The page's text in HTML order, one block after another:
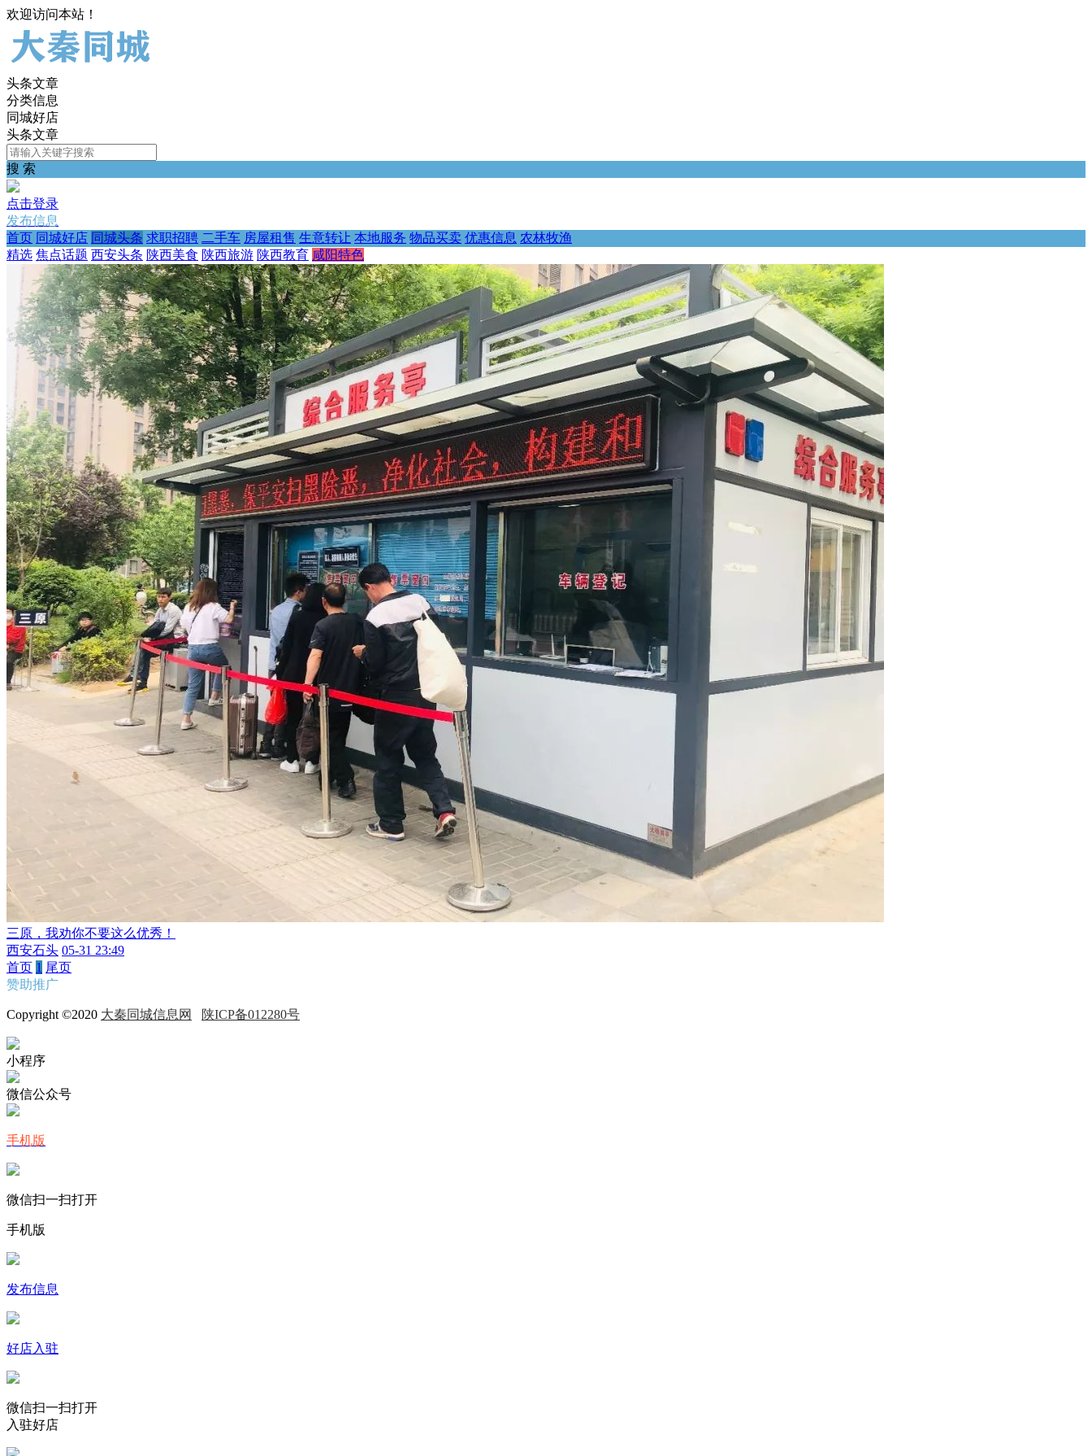
欢迎访问本站！
头条文章
分类信息
同城好店
头条文章
搜 索
点击登录
发布信息
首页 同城好店 同城头条 求职招聘 二手车 房屋租售 生意转让 本地服务 物品买卖 优惠信息 农林牧渔
精选 焦点话题 西安头条 陕西美食 陕西旅游 陕西教育 咸阳特色
三原，我劝你不要这么优秀！
西安石头 05-31 23:49
首页 1 尾页
赞助推广
Copyright ©2020 大秦同城信息网 陕ICP备012280号
小程序
微信公众号
手机版
微信扫一扫打开
手机版
发布信息
好店入驻
微信扫一扫打开
入驻好店